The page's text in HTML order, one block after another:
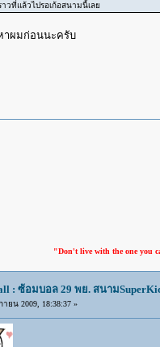
วที่แล้วไปรอเก้อสนามนี้เลย
าผมก่อนนะครับ
"Don't live with the one you can live with
: ซ้อมบอล 29 พย. สนาม
ยน 2009, 18:38:37 »